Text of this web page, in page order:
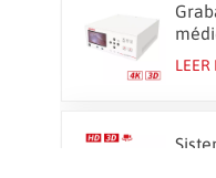
LEER